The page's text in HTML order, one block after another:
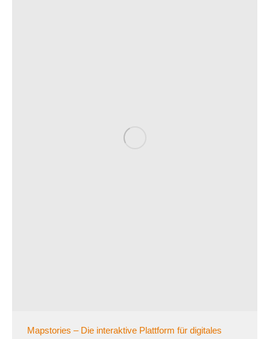
Mapstories – Die interaktive Plattform für digitales